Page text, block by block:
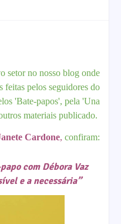
setor no nosso blog onde
feitas pelos seguidores do
'Bate-papos', pela 'Una
materiais publicado.
Cardone, confiram:
com Débora Vaz
e a necessária”